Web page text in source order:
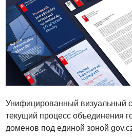
Унифицированный визуальный
текущий процесс объединения
доменов под единой зоной